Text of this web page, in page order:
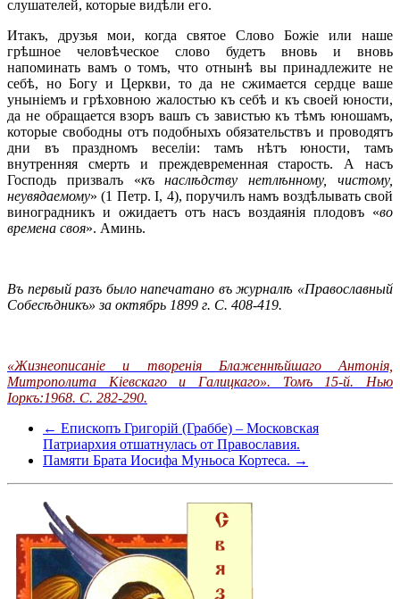
слушателей, которые видѣли его.
Итакъ, друзья мои, когда святое Слово Божіе или наше
грѣшное человѣческое слово будетъ вновь и вновь
напоминать вамъ о томъ, что отнынѣ вы принадлежите не
себѣ, но Богу и Церкви, то да не сжимается сердце ваше
уныніемъ и грѣховною жалостью къ себѣ и къ своей юности,
да не обращается взоръ вашъ съ завистью къ тѣмъ юношамъ,
которые свободны отъ подобныхъ обязательствъ и проводятъ
дни въ праздномъ веселіи: тамъ нѣтъ юности, тамъ
внутренняя смерть и преждевременная старость. А насъ
Господь призвалъ «къ наслѣдству нетлѣнному, чистому,
неувядаемому» (1 Петр. I, 4), поручилъ намъ воздѣлывать свой
виноградникъ и ожидаетъ отъ насъ воздаянія плодовъ «во
времена своя». Аминь.
Въ первый разъ было напечатано въ журналѣ «Православный
Собесѣдникъ» за октябрь 1899 г. С. 408-419.
«Жизнеописаніе и творенія Блаженнѣйшаго Антонія,
Митрополита Кіевскаго и Галицкаго». Томъ 15-й. Нью
Іоркъ:1968. С. 282-290.
← Епископъ Григорій (Граббе) – Московская
Патриархия отшатнулась от Православия.
Памяти Брата Иосифа Муньоса Кортеса. →